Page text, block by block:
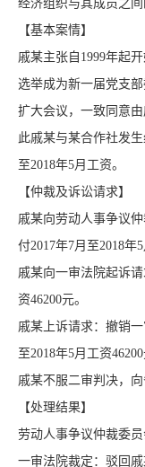
经济组织与其成员之
【基本案情】
戚某主张自1999年起
选举成为新一届党支
扩大会议，一致同意
此戚某与某合作社发
至2018年5月工资。
【仲裁及诉讼请求】
戚某向劳动人事争议
付2017年7月至2018年5
戚某向一审法院起诉
资46200元。
戚某上诉请求：撤销
至2018年5月工资46200
戚某不服二审判决，向
【处理结果】
劳动人事争议仲裁委
一审法院裁定：驳回戚